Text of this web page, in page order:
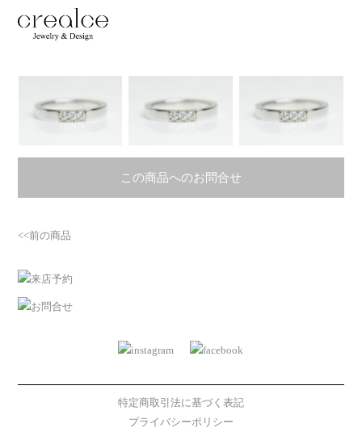
この商品へのお問合せ
<<前の商品
特定商取引法に基づく表記
プライバシーポリシー